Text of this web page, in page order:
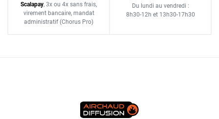
Scalapay, 3x ou 4x sans frais,
virement bancaire, mandat
administratif (Chorus Pro)
Du lundi au vendredi :
8h30-12h et 13h30-17h30